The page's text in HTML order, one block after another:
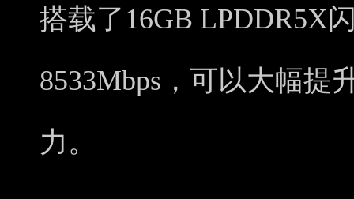
搭载了16GB LPDDR5X
8533Mbps，可以大幅提
力。